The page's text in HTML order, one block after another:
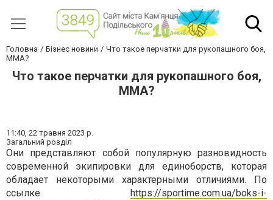
Головна Бізнес новини
Что такое перчатки для рукопашного боя,
ММА?
Что такое перчатки для рукопашного боя,
ММА?
11:40, 22 травня 2023 р.
Загальний розділ
Они представляют собой популярную разновидность
современной экипировки для единоборств, которая
обладает некоторыми характерными отличиями. По
ссылке https://sportime.com.ua/boks-i-